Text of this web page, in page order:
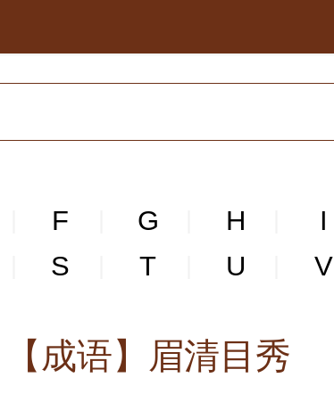
F G H I
S T U V
【成语】眉清目秀